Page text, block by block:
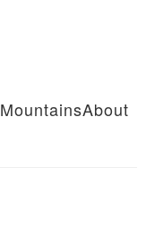
MountainsAbout